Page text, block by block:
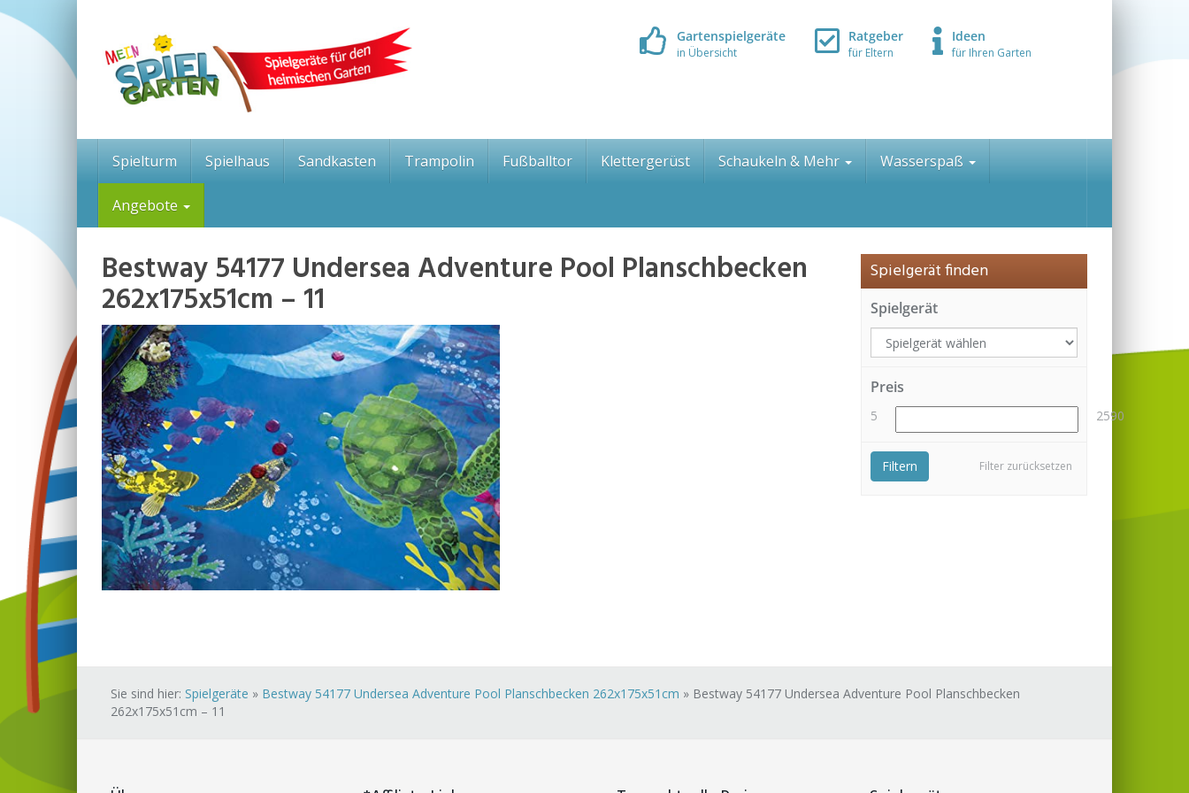
Skip
Gartenspielgeräte
in Übersicht
Ratgeber
für Eltern
Ideen
für Ihren Garten
Spielturm Spielhaus Sandkasten Trampolin Fußballtor Klettergerüst Schaukeln & Mehr Wasserspaß
Angebote
Bestway 54177 Undersea Adventure Pool Planschbecken
262x175x51cm – 11
Spielgerät finden
Spielgerät
Preis
5 2590
Filter zurücksetzen
Filtern
Sie sind hier: Spielgeräte » Bestway 54177 Undersea Adventure Pool Planschbecken 262x175x51cm » Bestway 54177 Undersea Adventure Pool Planschbecken
262x175x51cm – 11